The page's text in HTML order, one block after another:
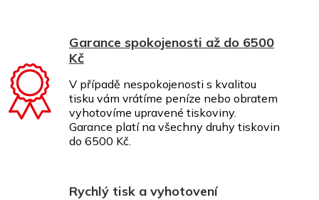
Garance spokojenosti až do 6500
Kč
V případě nespokojenosti s kvalitou
tisku vám vrátíme peníze nebo obratem
vyhotovíme upravené tiskoviny.
Garance platí na všechny druhy tiskovin
do 6500 Kč.
Rychlý tisk a vyhotovení